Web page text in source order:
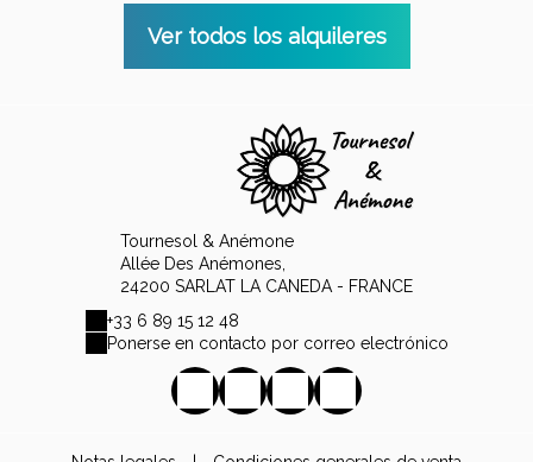
Ver todos los alquileres
Tournesol & Anémone
Allée Des Anémones,
24200 SARLAT LA CANEDA - FRANCE
+33 6 89 15 12 48
Ponerse en contacto por correo electrónico